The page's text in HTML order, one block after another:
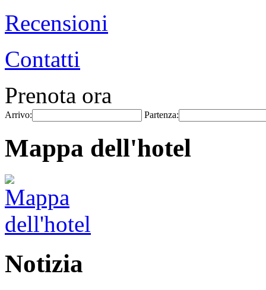
Recensioni
Contatti
Prenota ora
Arrivo: Partenza:
Mappa dell'hotel
Notizia